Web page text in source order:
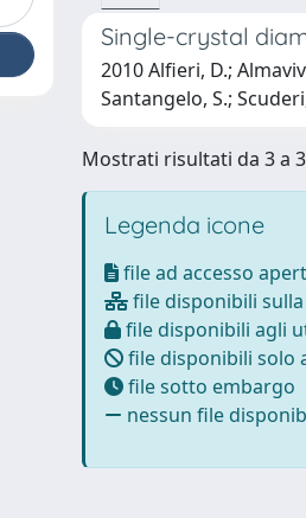
Single-crystal
2010 Alfieri, D.;
Santangelo, S.;
Mostrati risultati da 3 a
Legenda icone
file ad accesso
file disponibili
file disponibili agli
file disponibili solo
file sotto embargo
nessun file